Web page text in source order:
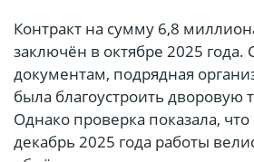
Контракт на сумму 6,8
заключён в октябре 2025 года.
документам, подрядная
была благоустроить дворовую
Однако проверка показала, что
декабрь 2025 года работы